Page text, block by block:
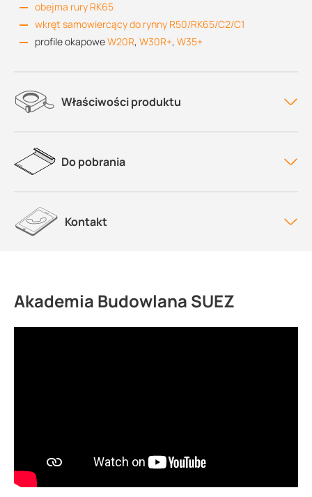
obejma rury RK65
wkręt samowiercący do rynny R50/RK65/C2/C1
profile okapoweW20R, W30R+, W35+
Właściwości produktu
Do pobrania
Kontakt
Akademia Budowlana SUEZ